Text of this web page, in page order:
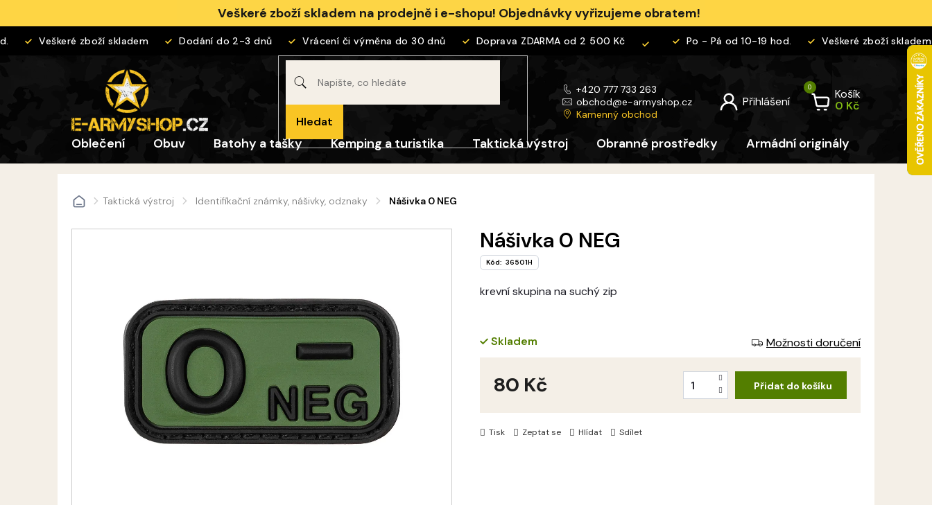
obsah
Veškeré zboží skladem na prodejně i e-shopu! Objednávky vyřizujeme obratem!
Veškeré zboží skladem Dodání do 2-3 dnů Vrácení či výměna do 30 dnů Doprava ZDARMA od 2 500 Kč Po - Pá od 10-19 hod. Veškeré zboží skladem
Hledat
+420 777 733 263
obchod@e-armyshop.cz
Kamenný obchod
Košík
Oblečení Obuv Batohy a tašky Kemping a turistika Taktická výstroj Obranné prostředky Armádní originály Pro děti
DomůTaktická výstroj Identifikační známky, nášivky, odznaky Nášivka 0 NEG
krevní skupina na suchý zip
Tisk Zeptat se Hlídat Sdílet
Nášivka 0 NEG
Kód: 36501H
Skladem Možnosti doručení
80 Kč Přidat do košíku